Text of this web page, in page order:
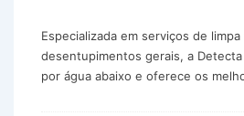
Especializada em serviços de
desentupimentos gerais, a
por água abaixo e oferece os